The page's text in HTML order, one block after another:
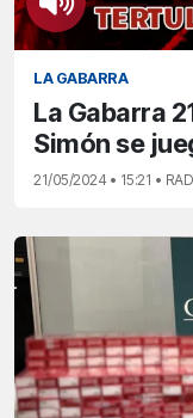
LA GABARRA
La Gabarra
Simón se
21/05/2024 • 15:21 •